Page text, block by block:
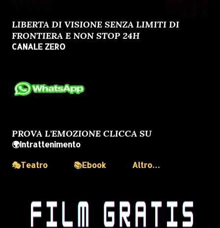
LIBERTA DI VISIONE SENZA LIMITI DI
FRONTIERA E NON STOP 24H
CANALE ZERO
PROVA L'EMOZIONE CLICCA SU
🌍Intrattenimento
🎭Teatro
📚Ebook Altro…